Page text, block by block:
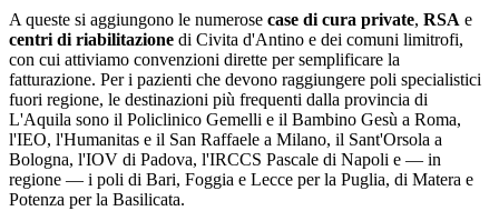
A queste si aggiungono le numerose case di cura private, RSA e
centri di riabilitazione di Civita d'Antino e dei comuni limitrofi,
con cui attiviamo convenzioni dirette per semplificare la
fatturazione. Per i pazienti che devono raggiungere poli specialistici
fuori regione, le destinazioni più frequenti dalla provincia di
L'Aquila sono il Policlinico Gemelli e il Bambino Gesù a Roma,
l'IEO, l'Humanitas e il San Raffaele a Milano, il Sant'Orsola a
Bologna, l'IOV di Padova, l'IRCCS Pascale di Napoli e — in
regione — i poli di Bari, Foggia e Lecce per la Puglia, di Matera e
Potenza per la Basilicata.